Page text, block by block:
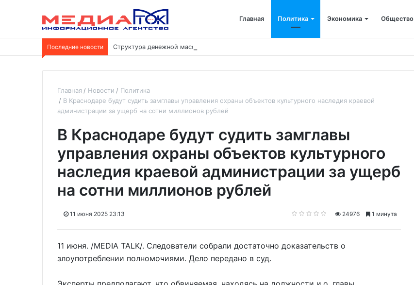
Главная Политика Экономика Общество
Последние новости Структура денежной массы меняется: корпоративные депозиты обогнали вклады населения
Главная Новости
Политика
В Краснодаре будут судить замглавы управления охраны объектов культурного наследия краевой
администрации за ущерб на сотни миллионов рублей
В Краснодаре будут судить замглавы
управления охраны объектов культурного
наследия краевой администрации за ущерб
на сотни миллионов рублей
11 июня 2025 23:13 24976 1 минута
11 июня. /MEDIA TALK/. Следователи собрали достаточно доказательств о
злоупотреблении полномочиями. Дело передано в суд.